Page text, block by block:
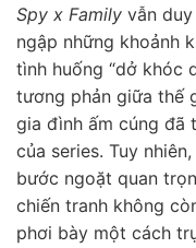
Spy x Family vẫn
ngập những khoảnh
tình huống “dở khóc
tương phản giữa thế
gia đình ấm cúng đã
của series. Tuy
bước ngoặt quan
chiến tranh không
phơi bày một cách